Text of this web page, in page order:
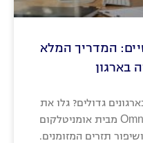
המדריך המלא
בארגון
גדולים? גלו את
הכלים המתקדמים של OmniFlow מבית אומניטלקום
תזרים המזומנים.